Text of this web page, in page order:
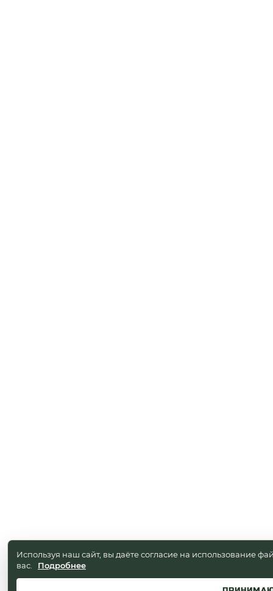
Используя наш сайт, вы даёте согласие на использование
вас.
Подробнее